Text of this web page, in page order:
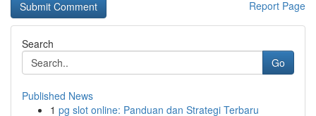
Report Page
Search
Go
Published News
1 pg slot online: Panduan dan Strategi Terbaru